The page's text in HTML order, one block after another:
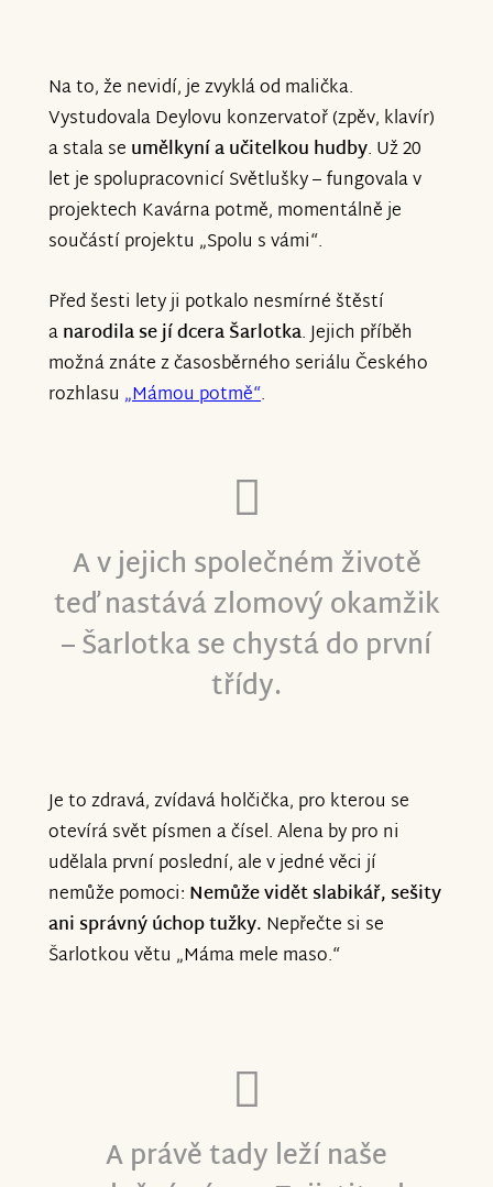
Na to, že nevidí, je zvyklá od malička.
Vystudovala Deylovu konzervatoř (zpěv, klavír)
a stala se umělkyní a učitelkou hudby. Už 20
let je spolupracovnicí Světlušky – fungovala v
projektech Kavárna potmě, momentálně je
součástí projektu „Spolu s vámi“.
Před šesti lety ji potkalo nesmírné štěstí
anarodila se jí dcera Šarlotka. Jejich příběh
možná znáte z časosběrného seriálu Českého
rozhlasu „Mámou potmě“.
A v jejich společném životě
teď nastává zlomový okamžik
– Šarlotka se chystá do první
třídy.
Je to zdravá, zvídavá holčička, pro kterou se
otevírá svět písmen a čísel. Alena by pro ni
udělala první poslední, ale v jedné věci jí
nemůže pomoci: Nemůže vidět slabikář, sešity
ani správný úchop tužky. Nepřečte si se
Šarlotkou větu „Máma mele maso.“
A právě tady leží naše